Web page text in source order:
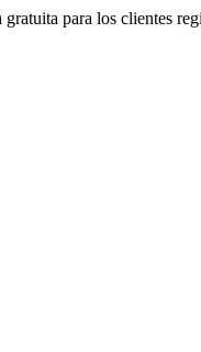
para los clientes